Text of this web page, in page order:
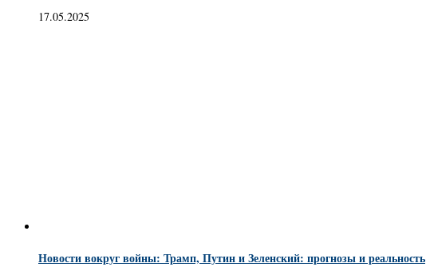
17.05.2025
Новости вокруг войны: Трамп, Путин и Зеленский: прогнозы и реальность